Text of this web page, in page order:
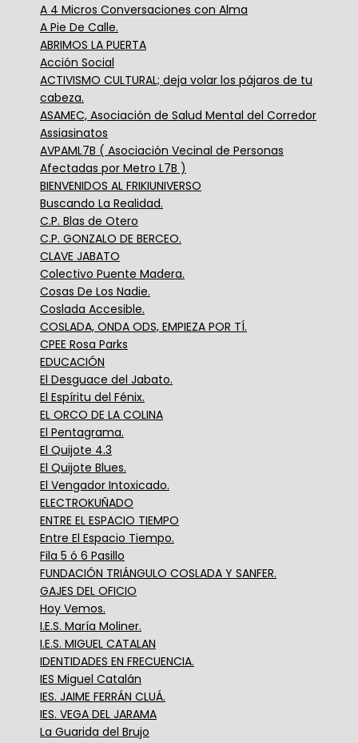
A 4 Micros Conversaciones con Alma
A Pie De Calle.
ABRIMOS LA PUERTA
Acción Social
ACTIVISMO CULTURAL; deja volar los pájaros de tu
cabeza.
ASAMEC, Asociación de Salud Mental del Corredor
Assiasinatos
AVPAML7B ( Asociación Vecinal de Personas
Afectadas por Metro L7B )
BIENVENIDOS AL FRIKIUNIVERSO
Buscando La Realidad.
C.P. Blas de Otero
C.P. GONZALO DE BERCEO.
CLAVE JABATO
Colectivo Puente Madera.
Cosas De Los Nadie.
Coslada Accesible.
COSLADA, ONDA ODS, EMPIEZA POR TÍ.
CPEE Rosa Parks
EDUCACIÓN
El Desguace del Jabato.
El Espíritu del Fénix.
EL ORCO DE LA COLINA
El Pentagrama.
El Quijote 4.3
El Quijote Blues.
El Vengador Intoxicado.
ELECTROKUÑADO
ENTRE EL ESPACIO TIEMPO
Entre El Espacio Tiempo.
Fila 5 ó 6 Pasillo
FUNDACIÓN TRIÁNGULO COSLADA Y SANFER.
GAJES DEL OFICIO
Hoy Vemos.
I.E.S. María Moliner.
I.E.S. MIGUEL CATALAN
IDENTIDADES EN FRECUENCIA.
IES Miguel Catalán
IES. JAIME FERRÁN CLUÁ.
IES. VEGA DEL JARAMA
La Guarida del Brujo